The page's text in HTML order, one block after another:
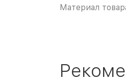
Материал